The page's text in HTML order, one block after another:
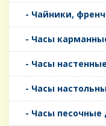
- Чайники,
- Часы
- Часы настенные
- Часы
- Часы песочные